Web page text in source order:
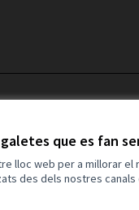
que es fan
lloc web per a millorar
des dels nostres canals